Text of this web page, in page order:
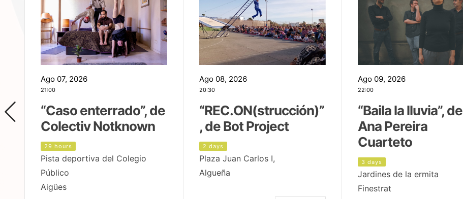
Ago 07, 2026
21:00
“Caso enterrado”, de
Colectiv Notknown
29 hours
Pista deportiva del Colegio
Público
Aigües
Ago 08, 2026
20:30
“REC.ON(strucción)”
, de Bot Project
2 days
Plaza Juan Carlos I,
Algueña
Ago 09, 2026
22:00
“Baila la lluvia”, de
Ana Pereira
Cuarteto
3 days
Jardines de la ermita
Finestrat